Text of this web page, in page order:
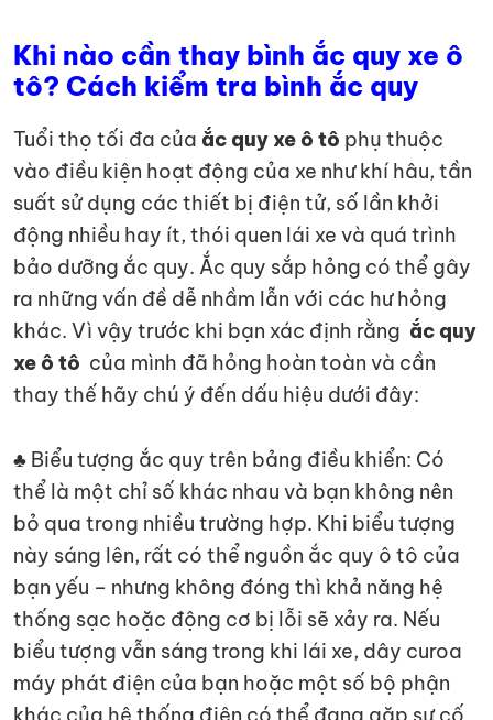
Khi nào cần thay bình ắc quy xe ô
tô? Cách kiểm tra bình ắc quy
Tuổi thọ tối đa của ắc quy xe ô tô phụ thuộc
vào điều kiện hoạt động của xe như khí hâu, tần
suất sử dụng các thiết bị điện tử, số lần khởi
động nhiều hay ít, thói quen lái xe và quá trình
bảo dưỡng ắc quy. Ắc quy sắp hỏng có thể gây
ra những vấn đề dễ nhầm lẫn với các hư hỏng
khác. Vì vậy trước khi bạn xác định rằng ắc quy
xe ô tô của mình đã hỏng hoàn toàn và cần
thay thế hãy chú ý đến dấu hiệu dưới đây:
♣ Biểu tượng ắc quy trên bảng điều khiển: Có
thể là một chỉ số khác nhau và bạn không nên
bỏ qua trong nhiều trường hợp. Khi biểu tượng
này sáng lên, rất có thể nguồn ắc quy ô tô của
bạn yếu – nhưng không đóng thì khả năng hệ
thống sạc hoặc động cơ bị lỗi sẽ xảy ra. Nếu
biểu tượng vẫn sáng trong khi lái xe, dây curoa
máy phát điện của bạn hoặc một số bộ phận